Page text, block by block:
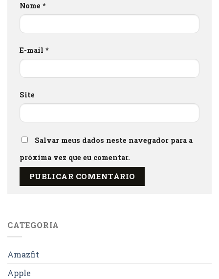
Nome *
E-mail *
Site
Salvar meus dados neste navegador para a
próxima vez que eu comentar.
CATEGORIA
Amazfit
Apple